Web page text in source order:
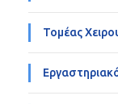
Τομέας